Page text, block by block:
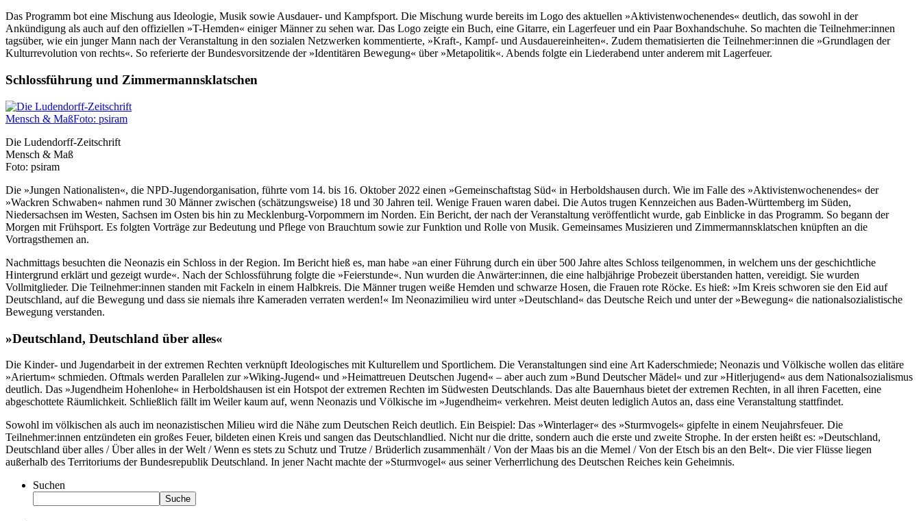
Das Programm bot eine Mischung aus Ideologie, Musik sowie Ausdauer- und Kampfsport. Die Mischung wurde bereits im Logo des aktuellen »Aktivistenwochenendes« deutlich, das sowohl in der
Ankündigung als auch auf den offiziellen »T-Hemden« einiger Männer zu sehen war. Das Logo zeigte ein Buch, eine Gitarre, ein Lagerfeuer und ein Paar Boxhandschuhe. So machten die Teilnehmer:innen
tagsüber, wie ein junger Mann nach der Veranstaltung in den sozialen Netzwerken kommentierte, »Kraft-, Kampf- und Ausdauereinheiten«. Zudem thematisierten die Teilnehmer:innen die »Grundlagen der
Kulturrevolution von rechts«. So referierte der Bundesvorsitzende der »Identitären Bewegung« über »Metapolitik«. Abends folgte ein Liederabend unter anderem mit Lagerfeuer.
Schlossführung und Zimmermannsklatschen
Die Ludendorff-Zeitschrift
Mensch & Maß
Foto: psiram
Die »Jungen Nationalisten«, die NPD-Jugendorganisation, führte vom 14. bis 16. Oktober 2022 einen »Gemeinschaftstag Süd« in Herboldshausen durch. Wie im Falle des »Aktivistenwochenendes« der
»Wackren Schwaben« nahmen rund 30 Männer zwischen (schätzungsweise) 18 und 30 Jahren teil. Wenige Frauen waren dabei. Die Autos trugen Kennzeichen aus Baden-Württemberg im Süden,
Niedersachsen im Westen, Sachsen im Osten bis hin zu Mecklenburg-Vorpommern im Norden. Ein Bericht, der nach der Veranstaltung veröffentlicht wurde, gab Einblicke in das Programm. So begann der
Morgen mit Frühsport. Es folgten Vorträge zur Bedeutung und Pflege von Brauchtum sowie zur Funktion und Rolle von Musik. Gemeinsames Musizieren und Zimmermannsklatschen knüpften an die
Vortragsthemen an.
Nachmittags besuchten die Neonazis ein Schloss in der Region. Im Bericht hieß es, man habe »an einer Führung durch ein über 500 Jahre altes Schloss teilgenommen, in welchem uns der geschichtliche
Hintergrund erklärt und gezeigt wurde«. Nach der Schlossführung folgte die »Feierstunde«. Nun wurden die Anwärter:innen, die eine halbjährige Probezeit überstanden hatten, vereidigt. Sie wurden
Vollmitglieder. Die Teilnehmer:innen standen mit Fackeln in einem Halbkreis. Die Männer trugen weiße Hemden und schwarze Hosen, die Frauen rote Röcke. Es hieß: »Im Kreis schworen sie den Eid auf
Deutschland, auf die Bewegung und dass sie niemals ihre Kameraden verraten werden!« Im Neonazimilieu wird unter »Deutschland« das Deutsche Reich und unter der »Bewegung« die nationalsozialistische
Bewegung verstanden.
»Deutschland, Deutschland über alles«
Die Kinder- und Jugendarbeit in der extremen Rechten verknüpft Ideologisches mit Kulturellem und Sportlichem. Die Veranstaltungen sind eine Art Kaderschmiede; Neonazis und Völkische wollen das elitäre
»Ariertum« schmieden. Oftmals werden Parallelen zur »Wiking-Jugend« und »Heimattreuen Deutschen Jugend« – aber auch zum »Bund Deutscher Mädel« und zur »Hitlerjugend« aus dem Nationalsozialismus
deutlich. Das »Jugendheim Hohenlohe« in Herboldshausen ist ein Hotspot der extremen Rechten im Südwesten Deutschlands. Das alte Bauernhaus bietet der extremen Rechten, in all ihren Facetten, eine
abgeschottete Räumlichkeit. Schließlich fällt im Weiler kaum auf, wenn Neonazis und Völkische im »Jugendheim« verkehren. Meist deuten lediglich Autos an, dass eine Veranstaltung stattfindet.
Sowohl im völkischen als auch im neonazistischen Milieu wird die Nähe zum Deutschen Reich deutlich. Ein Beispiel: Das »Winterlager« des »Sturmvogels« gipfelte in einem Neujahrsfeuer. Die
Teilnehmer:innen entzündeten ein großes Feuer, bildeten einen Kreis und sangen das Deutschlandlied. Nicht nur die dritte, sondern auch die erste und zweite Strophe. In der ersten heißt es: »Deutschland,
Deutschland über alles / Über alles in der Welt / Wenn es stets zu Schutz und Trutze / Brüderlich zusammenhält / Von der Maas bis an die Memel / Von der Etsch bis an den Belt«. Die vier Flüsse liegen
außerhalb des Territoriums der Bundesrepublik Deutschland. In jener Nacht machte der »Sturmvogel« aus seiner Verherrlichung des Deutschen Reiches kein Geheimnis.
Suchen
Suche